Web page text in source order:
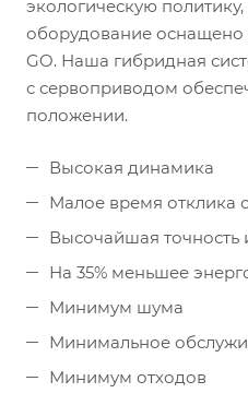
экологическую
оборудование оснащено
GO. Наша гибридная
с сервоприводом
положении.
Высокая динамика
Малое время отклика
Высочайшая точность
На 35% меньшее
Минимум шума
Минимальное
Минимум отходов